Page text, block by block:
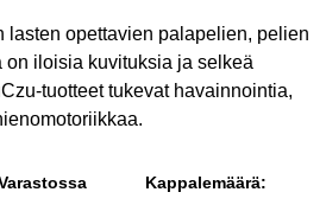
lasten opettavien palapelien, pelien
on iloisia kuvituksia ja selkeä
tuotteet tukevat havainnointia,
Kappalemäärä: